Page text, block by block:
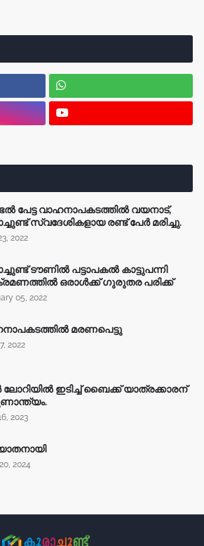
പേട്ട വാഹനാപകടത്തിൽ വയനാട്,
സ്വദേശികളായ രണ്ട് പേർ മരിച്ചു.
2022
ടൗണിൽ പട്ടാപകൽ കാട്ടുപന്നി
ഒരാൾക്ക് ഗുരുതര പരിക്ക്
05, 2022
മരണപെട്ടു
2022
ലോറിയിൽ ഇടിച്ച് ബൈക്ക് യാത്രക്കാരന്
2023
2024